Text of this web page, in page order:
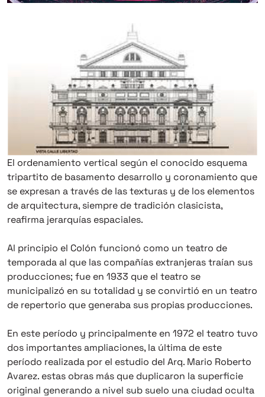
El ordenamiento vertical según el conocido esquema
tripartito de basamento desarrollo y coronamiento que
se expresan a través de las texturas y de los elementos
de arquitectura, siempre de tradición clasicista,
reafirma jerarquías espaciales.
Al principio el Colón funcionó como un teatro de
temporada al que las compañías extranjeras traían sus
producciones; fue en 1933 que el teatro se
municipalizó en su totalidad y se convirtió en un teatro
de repertorio que generaba sus propias producciones.
En este período y principalmente en 1972 el teatro tuvo
dos importantes ampliaciones, la última de este
período realizada por el estudio del Arq. Mario Roberto
Avarez. estas obras más que duplicaron la superficie
original generando a nivel sub suelo una ciudad oculta